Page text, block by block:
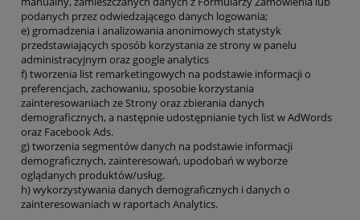
podanych przez odwiedzającego danych logowania;
e) gromadzenia i analizowania anonimowych statystyk
przedstawiających sposób korzystania ze strony w panelu
administracyjnym oraz google analytics
f) tworzenia list remarketingowych na podstawie informacji o
preferencjach, zachowaniu, sposobie korzystania
zainteresowaniach ze Strony oraz zbierania danych
demograficznych, a następnie udostępnianie tych list w AdWords
oraz Facebook Ads.
g) tworzenia segmentów danych na podstawie informacji
demograficznych, zainteresowań, upodobań w wyborze
oglądanych produktów/usług.
h) wykorzystywania danych demograficznych i danych o
zainteresowaniach w raportach Analytics.